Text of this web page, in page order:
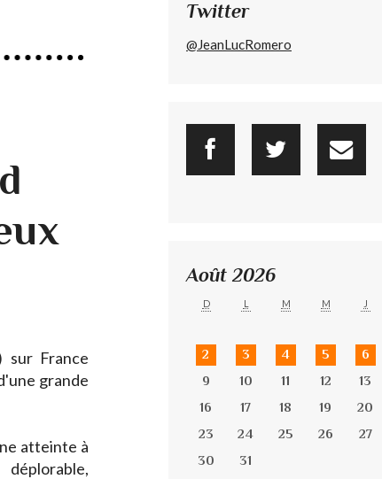
sur France
grande
atteinte à
Twitter
@JeanLucRomero
Août 2026
D L M M J
2
3 4 5 6
9
10 11 12 13
16
17 18 19 20
23
24 25 26 27
30
31